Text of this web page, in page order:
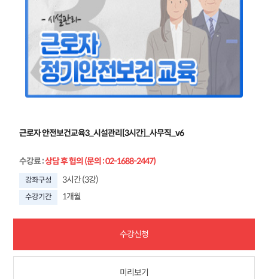
근로자 안전보건교육3_시설관리[3시간]_사무직_v6
수강료:상담 후 협의 (문의 : 02-1688-2447)
강좌구성 3시간 (3강)
수강기간 1개월
수강신청
미리보기